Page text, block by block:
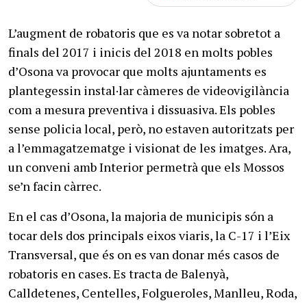
L’augment de robatoris que es va notar sobretot a
finals del 2017 i inicis del 2018 en molts pobles
d’Osona va provocar que molts ajuntaments es
plantegessin instal·lar càmeres de videovigilància
com a mesura preventiva i dissuasiva. Els pobles
sense policia local, però, no estaven autoritzats per
a l’emmagatzematge i visionat de les imatges. Ara,
un conveni amb Interior permetrà que els Mossos
se’n facin càrrec.
En el cas d’Osona, la majoria de municipis són a
tocar dels dos principals eixos viaris, la C-17 i l’Eix
Transversal, que és on es van donar més casos de
robatoris en cases. Es tracta de Balenyà,
Calldetenes, Centelles, Folgueroles, Manlleu, Roda,